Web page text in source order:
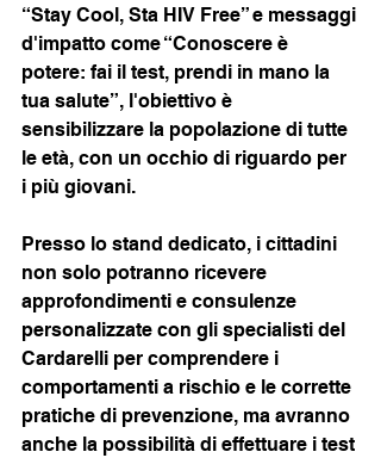
“Stay Cool, Sta HIV Free” e messaggi
d'impatto come “Conoscere è
potere: fai il test, prendi in mano la
tua salute”, l'obiettivo è
sensibilizzare la popolazione di tutte
le età, con un occhio di riguardo per
i più giovani.
Presso lo stand dedicato, i cittadini
non solo potranno ricevere
approfondimenti e consulenze
personalizzate con gli specialisti del
Cardarelli per comprendere i
comportamenti a rischio e le corrette
pratiche di prevenzione, ma avranno
anche la possibilità di effettuare i test